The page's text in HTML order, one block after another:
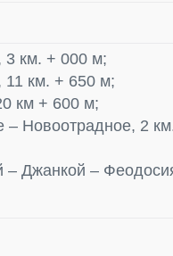
км. + 000 м;
км. + 650 м;
км + 600 м;
– Новоотрадное, 2
– Джанкой –